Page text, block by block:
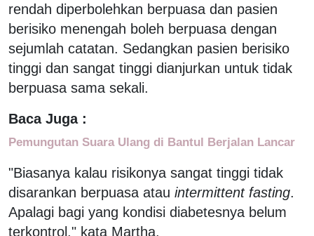
rendah diperbolehkan berpuasa dan pasien
berisiko menengah boleh berpuasa dengan
sejumlah catatan. Sedangkan pasien berisiko
tinggi dan sangat tinggi dianjurkan untuk tidak
berpuasa sama sekali.
Baca Juga :
Pemungutan Suara Ulang di Bantul Berjalan Lancar
"Biasanya kalau risikonya sangat tinggi tidak
disarankan berpuasa atau intermittent fasting.
Apalagi bagi yang kondisi diabetesnya belum
terkontrol," kata Martha.